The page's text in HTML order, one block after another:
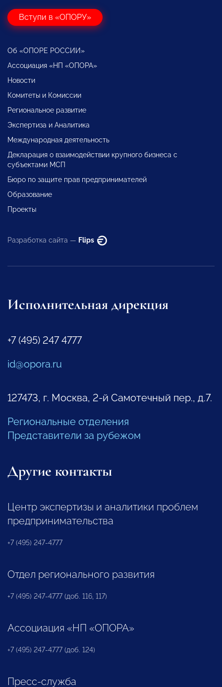
Вступи в «ОПОРУ»
Об «ОПОРЕ РОССИИ»
Ассоциация «НП «ОПОРА»
Новости
Комитеты и Комиссии
Региональное развитие
Экспертиза и Аналитика
Международная деятельность
Декларация о взаимодействии крупного бизнеса с
субъектами МСП
Бюро по защите прав предпринимателей
Образование
Проекты
Разработка сайта — Flips
Исполнительная дирекция
+7 (495) 247 4777
id@opora.ru
127473, г. Москва, 2-й Самотечный пер., д.7.
Региональные отделения
Представители за рубежом
Другие контакты
Центр экспертизы и аналитики проблем
предпринимательства
+7 (495) 247-4777
Отдел регионального развития
+7 (495) 247-4777 (доб. 116, 117)
Ассоциация «НП «ОПОРА»
+7 (495) 247-4777 (доб. 124)
Пресс-служба